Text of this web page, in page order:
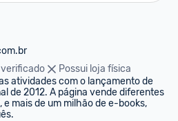
Possui loja física
atividades com o lançamento de
de 2012. A página vende diferentes
e mais de um milhão de e-books,